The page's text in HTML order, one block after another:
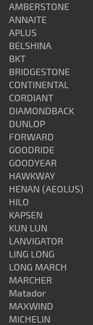
AMBERSTONE
ANNAITE
APLUS
BELSHINA
BKT
BRIDGESTONE
CONTINENTAL
CORDIANT
DIAMONDBACK
DUNLOP
FORWARD
GOODRIDE
GOODYEAR
HAWKWAY
HENAN (AEOLUS)
HILO
KAPSEN
KUN LUN
LANVIGATOR
LING LONG
LONG MARCH
MARCHER
Matador
MAXWIND
MICHELIN